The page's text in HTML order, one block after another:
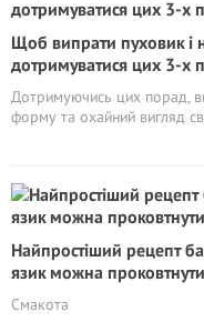
Щоб випрати пуховик і
дотримуватися цих 3-х
Дотримуючись цих порад,
форму та охайний вигляд
Найпростіший рецепт
язик можна проковтнути
Смакота